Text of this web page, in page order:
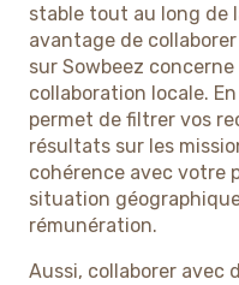
stable tout au long de
avantage de
sur Sowbeez
collaboration locale.
permet de filtrer vos
résultats sur les
cohérence avec votre
situation
rémunération.
Aussi, collaborer avec